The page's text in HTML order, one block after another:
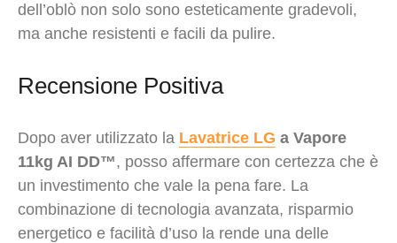
dell’oblò non solo sono esteticamente gradevoli,
ma anche resistenti e facili da pulire.
Recensione Positiva
Dopo aver utilizzato la Lavatrice LG a Vapore
11kg AI DD™, posso affermare con certezza che è
un investimento che vale la pena fare. La
combinazione di tecnologia avanzata, risparmio
energetico e facilità d’uso la rende una delle